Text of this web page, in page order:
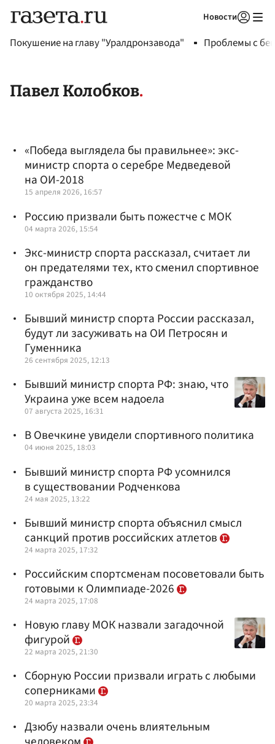
Новости
Покушение на главу "Уралдронзавода" Проблемы с
Павел Колобков
«Победа выглядела бы правильнее»: экс-
министр спорта о серебре Медведевой
на ОИ-2018
15 апреля 2026, 16:57
Россию призвали быть пожестче с МОК
04 марта 2026, 15:54
Экс-министр спорта рассказал, считает ли
он предателями тех, кто сменил спортивное
гражданство
10 октября 2025, 14:44
Бывший министр спорта России рассказал,
будут ли засуживать на ОИ Петросян и
Гуменника
26 сентября 2025, 12:13
Бывший министр спорта РФ: знаю, что
Украина уже всем надоела
07 августа 2025, 16:31
В Овечкине увидели спортивного политика
04 июня 2025, 18:03
Бывший министр спорта РФ усомнился
в существовании Родченкова
24 мая 2025, 13:22
Бывший министр спорта объяснил смысл
санкций против российских атлетов
24 марта 2025, 17:32
Российским спортсменам посоветовали быть
готовыми к Олимпиаде-2026
24 марта 2025, 17:08
Новую главу МОК назвали загадочной
фигурой
22 марта 2025, 21:30
Сборную России призвали играть с любыми
соперниками
20 марта 2025, 23:34
Дзюбу назвали очень влиятельным